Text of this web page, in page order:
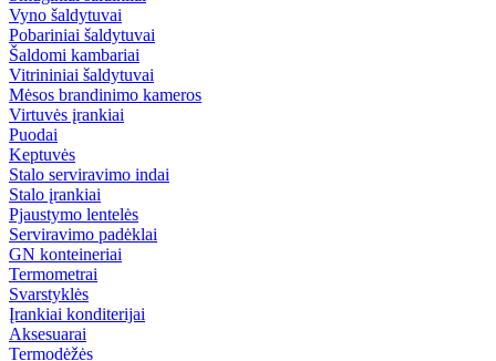
Vyno šaldytuvai
Pobariniai šaldytuvai
Šaldomi kambariai
Vitrininiai šaldytuvai
Mėsos brandinimo kameros
Virtuvės įrankiai
Puodai
Keptuvės
Stalo serviravimo indai
Stalo įrankiai
Pjaustymo lentelės
Serviravimo padėklai
GN konteineriai
Termometrai
Svarstyklės
Įrankiai konditerijai
Aksesuarai
Termodėžės